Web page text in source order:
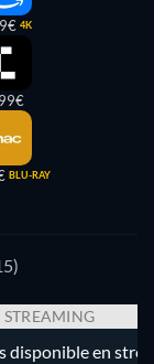
4K
BLU-RAY
STREAMING
disponible en